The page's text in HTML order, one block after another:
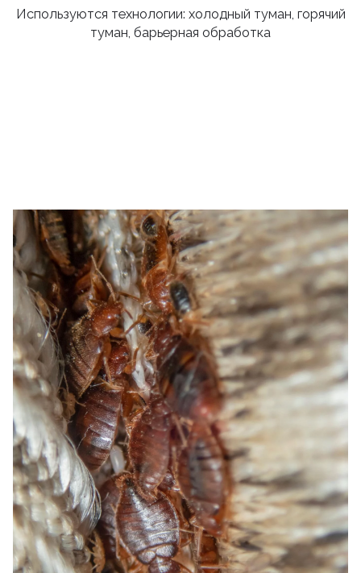
Используются технологии: холодный туман, горячий
туман, барьерная обработка